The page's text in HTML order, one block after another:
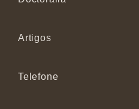
Artigos
Telefone